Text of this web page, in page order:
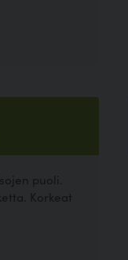
puoli.
Korkeat